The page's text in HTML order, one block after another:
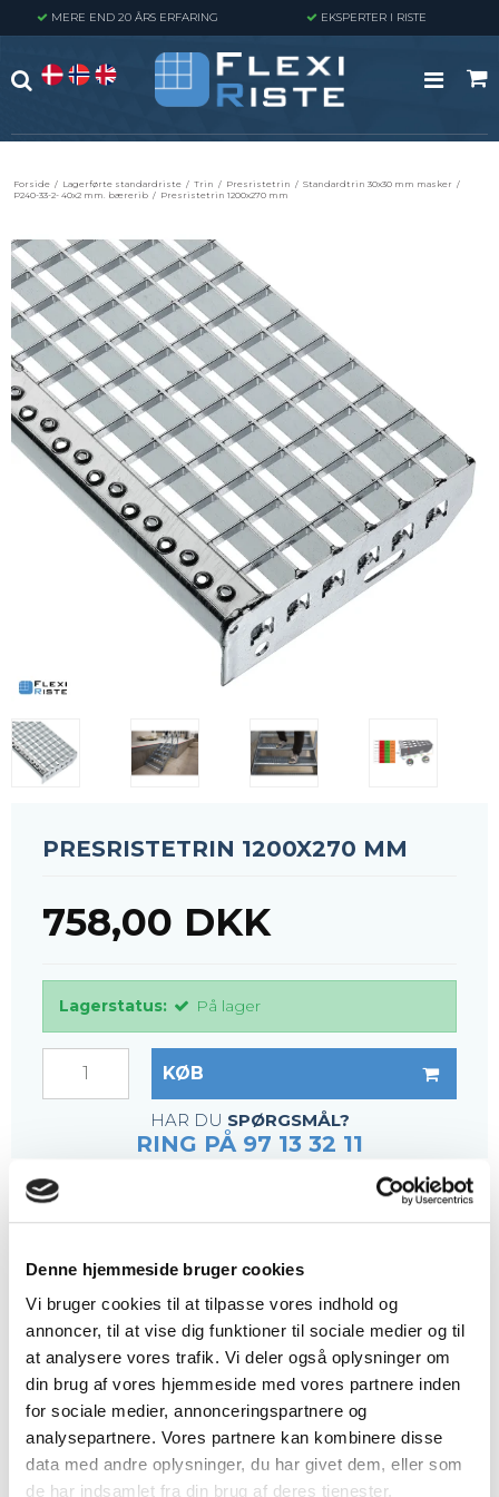
Denne hjemmeside bruger cookies
Vi bruger cookies til at tilpasse vores indhold og
annoncer, til at vise dig funktioner til sociale medier og til
at analysere vores trafik. Vi deler også oplysninger om
din brug af vores hjemmeside med vores partnere inden
for sociale medier, annonceringspartnere og
analysepartnere. Vores partnere kan kombinere disse
data med andre oplysninger, du har givet dem, eller som
de har indsamlet fra din brug af deres tjenester.
MERE END 20 ÅRS ERFARING EKSPERTER I RISTE
Forside / Lagerførte standardriste / Trin / Presristetrin / Standardtrin 30x30 mm masker /
P240-33-2- 40x2 mm. bærerib / Presristetrin 1200x270 mm
PRESRISTETRIN 1200X270 MM
758,00 DKK
Lagerstatus: På lager
KØB
HAR DU SPØRGSMÅL?
RING PÅ 97 13 32 11
BESKRIVELSE
Bærerib: 40x2 mm
Tværrib: 9x1,6 mm
Maskestørrelse: 33x33 mm
Maskeåbning: 30x30 mm
Sideplader: 70x3 mm
Overflade: Varmgalvaniseret iht DIN1461